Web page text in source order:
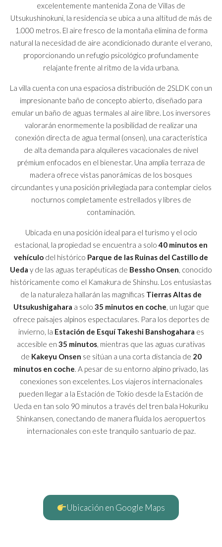
excelentemente mantenida Zona de Villas de
Utsukushinokuni, la residencia se ubica a una altitud de más de
1.000 metros. El aire fresco de la montaña elimina de forma
natural la necesidad de aire acondicionado durante el verano,
proporcionando un refugio psicológico profundamente
relajante frente al ritmo de la vida urbana.
La villa cuenta con una espaciosa distribución de 2SLDK con un
impresionante baño de concepto abierto, diseñado para
emular un baño de aguas termales al aire libre. Los inversores
valorarán enormemente la posibilidad de realizar una
conexión directa de agua termal (onsen), una característica
de alta demanda para alquileres vacacionales de nivel
prémium enfocados en el bienestar. Una amplia terraza de
madera ofrece vistas panorámicas de los bosques
circundantes y una posición privilegiada para contemplar cielos
nocturnos completamente estrellados y libres de
contaminación.
Ubicada en una posición ideal para el turismo y el ocio
estacional, la propiedad se encuentra a solo40 minutos en
vehículo del histórico Parque de las Ruinas del Castillo de
Ueda y de las aguas terapéuticas de Bessho Onsen, conocido
históricamente como el Kamakura de Shinshu. Los entusiastas
de la naturaleza hallarán las magníficas Tierras Altas de
Utsukushigahara a solo 35 minutos en coche, un lugar que
ofrece paisajes alpinos espectaculares. Para los deportes de
invierno, la Estación de Esquí Takeshi Banshogahara es
accesible en 35 minutos, mientras que las aguas curativas
de Kakeyu Onsen se sitúan a una corta distancia de 20
minutos en coche. A pesar de su entorno alpino privado, las
conexiones son excelentes. Los viajeros internacionales
pueden llegar a la Estación de Tokio desde la Estación de
Ueda en tan solo 90 minutos a través del tren bala Hokuriku
Shinkansen, conectando de manera fluida los aeropuertos
internacionales con este tranquilo santuario de paz.
Ubicación en Google Maps